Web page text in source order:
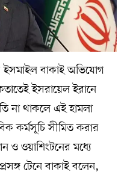
ইসমাইল বাকাই অভিযোগ
ইসরায়েল ইরানে
না থাকলে এই হামলা
কর্মসূচি সীমিত করার
ও ওয়াশিংটনের মধ্যে
টেনে বাকাই বলেন,